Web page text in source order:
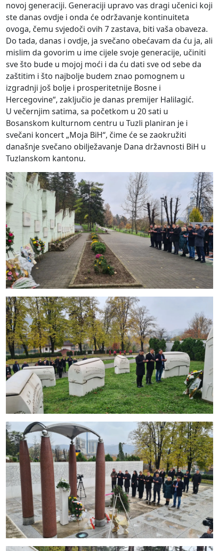
novoj generaciji. Generaciji upravo vas dragi učenici koji
ste danas ovdje i onda će održavanje kontinuiteta
ovoga, čemu svjedoči ovih 7 zastava, biti vaša obaveza.
Do tada, danas i ovdje, ja svečano obećavam da ću ja, ali
mislim da govorim u ime cijele svoje generacije, učiniti
sve što bude u mojoj moći i da ću dati sve od sebe da
zaštitim i što najbolje budem znao pomognem u
izgradnji još bolje i prosperitetnije Bosne i
Hercegovine“, zaključio je danas premijer Halilagić.
U večernjim satima, sa početkom u 20 sati u
Bosanskom kulturnom centru u Tuzli planiran je i
svečani koncert „Moja BiH“, čime će se zaokružiti
današnje svečano obilježavanje Dana državnosti BiH u
Tuzlanskom kantonu.